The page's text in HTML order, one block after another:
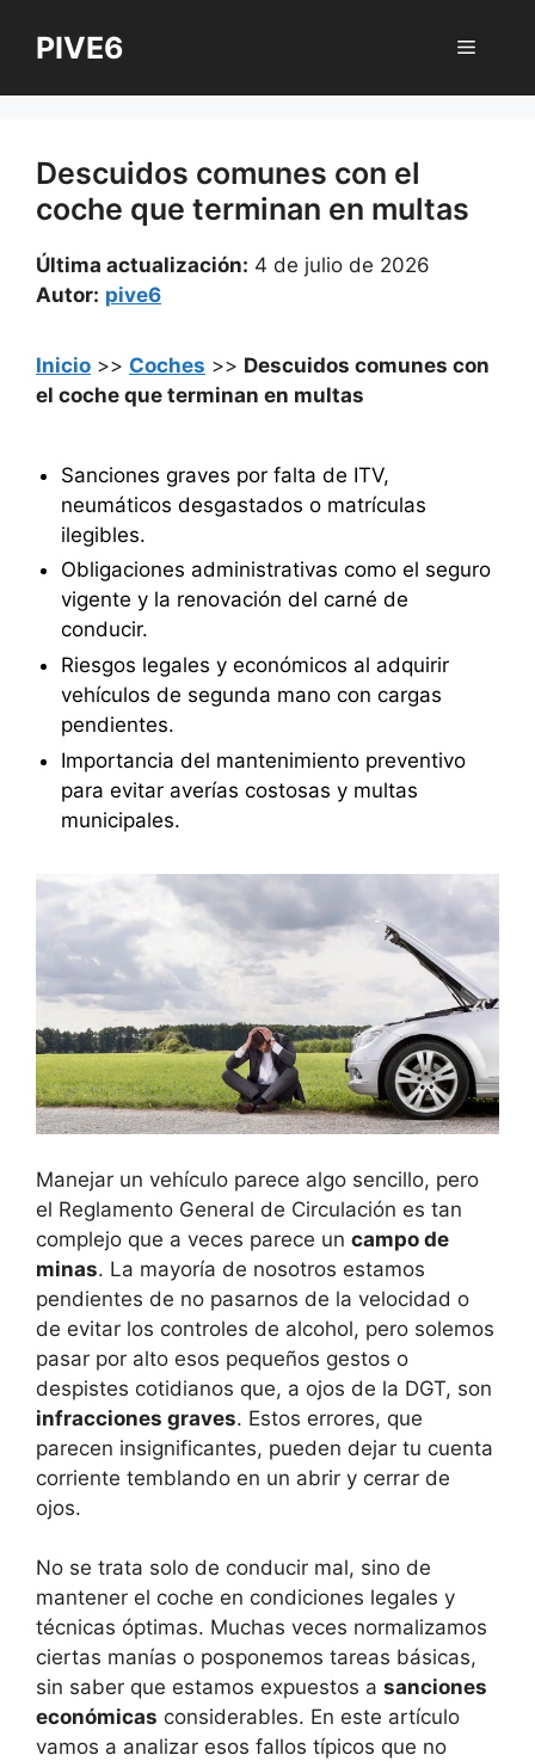
PIVE6 Menú
Descuidos comunes con el
coche que terminan en multas
Última actualización: 4 de julio de 2026
Autor: pive6
Inicio >> Coches >> Descuidos comunes con
el coche que terminan en multas
Sanciones graves por falta de ITV,
neumáticos desgastados o matrículas
ilegibles.
Obligaciones administrativas como el seguro
vigente y la renovación del carné de
conducir.
Riesgos legales y económicos al adquirir
vehículos de segunda mano con cargas
pendientes.
Importancia del mantenimiento preventivo
para evitar averías costosas y multas
municipales.
Manejar un vehículo parece algo sencillo, pero
el Reglamento General de Circulación es tan
complejo que a veces parece un campo de
minas. La mayoría de nosotros estamos
pendientes de no pasarnos de la velocidad o
de evitar los controles de alcohol, pero solemos
pasar por alto esos pequeños gestos o
despistes cotidianos que, a ojos de la DGT, son
infracciones graves. Estos errores, que
parecen insignificantes, pueden dejar tu cuenta
corriente temblando en un abrir y cerrar de
ojos.
No se trata solo de conducir mal, sino de
mantener el coche en condiciones legales y
técnicas óptimas. Muchas veces normalizamos
ciertas manías o posponemos tareas básicas,
sin saber que estamos expuestos a sanciones
económicas considerables. En este artículo
vamos a analizar esos fallos típicos que no